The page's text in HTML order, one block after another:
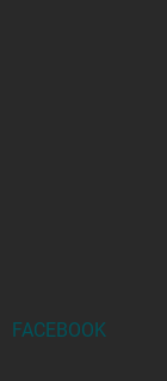
FACEBOOK